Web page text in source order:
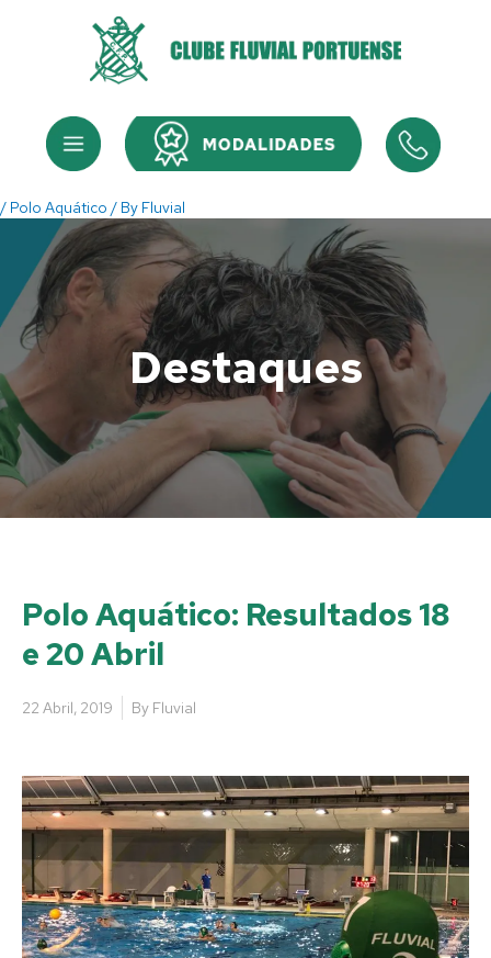
Menu Menu
/ Polo Aquático / By Fluvial
Destaques
Polo Aquático: Resultados 18
e 20 Abril
22 Abril, 2019 By Fluvial